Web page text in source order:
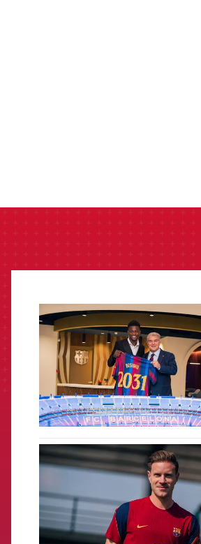
FCB Barcelona badge
FCB Barcelona badge